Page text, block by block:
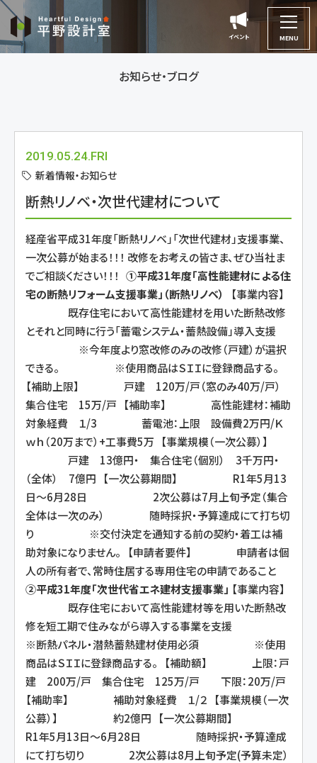
イベント
平
野
設
イベント MENU
お知らせ・ブログ
2019.05.24.FRI
新着情報・お知らせ
断熱リノベ・次世代建材について
経産省平成31年度「断熱リノベ」「次世代建材」支援事業、
一次公募が始まる！！！ 改修をお考えの皆さま、ぜひ当社ま
でご相談ください！！！ ①平成31年度「高性能建材による住
宅の断熱リフォーム支援事業」（断熱リノベ）
【事業内容】
既存住宅において高性能建材を用いた断熱改修
とそれと同時に行う「蓄電システム・蓄熱設備」導入支援
※今年度より窓改修のみの改修（戸建）が選択
できる。 ※使用商品はＳＩＩに登録商品する。
【補助上限】 戸建 120万/戸（窓のみ40万/戸）
集合住宅 15万/戸 【補助率】 高性能建材：補助
対象経費 １/3 蓄電池：上限 設備費2万円/Ｋ
ｗｈ（20万まで）+工事費5万 【事業規模（一次公募）】
戸建 13億円・ 集合住宅（個別） 3千万円・
（全体） 7億円 【一次公募期間】 R1年5月13
日～6月28日 2次公募は7月上旬予定（集合
全体は一次のみ） 随時採択・予算達成にて打ち切
り ※交付決定を通知する前の契約・着工は補
助対象になりません。 【申請者要件】 申請者は個
人の所有者で、常時住居する専用住宅の申請であること
②平成31年度「次世代省エネ建材支援事業」 【事業内容】
既存住宅において高性能建材等を用いた断熱改
修を短工期で住みながら導入する事業を支援
※断熱パネル・潜熱蓄熱建材使用必須 ※使用
商品はＳＩＩに登録商品する。 【補助額】 上限：戸
建 200万/戸 集合住宅 125万/戸 下限：20万/戸
【補助率】 補助対象経費 １/２ 【事業規模（一次
公募）】 約2億円 【一次公募期間】
R1年5月13日～6月28日 随時採択・予算達成
にて打ち切り 2次公募は8月上旬予定(予算未定）